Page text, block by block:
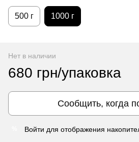
500 г 1000 г
Нет в наличии
680 грн/упаковка
Сообщить, когда
Войти для отображения